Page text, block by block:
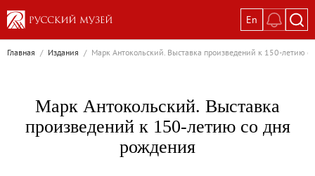
En
Выставки
Пётр Кончаловский. Сад в цвету
Иван Шишкин. Русский лес
Василий Тропинин
Главная / Издания / Марк Антокольский. Выставка произведений к 150-летию
Марк Антокольский. Выставка
произведений к 150-летию со дня
рождения